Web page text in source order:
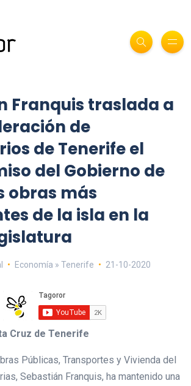
Franquis traslada a
de
de Tenerife el
del Gobierno de
obras más
de la isla en la
Economía » Tenerife 21-10-2020
Cruz de Tenerife
Públicas, Transportes y Vivienda del
Sebastián Franquis, ha mantenido una